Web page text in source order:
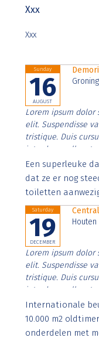
Xxx
Xxx
Sunday
16
AUGUST
Lorem ipsum dolor
elit. Suspendisse
tristique. Duis
interdum nulla, ut
Aenean faucibus
imperdiet. Nunc ut
Een superleuke
dat ze er nog
toiletten
Saturday
19
DECEMBER
Houten
Lorem ipsum dolor
elit. Suspendisse
tristique. Duis
interdum nulla, ut
Aenean faucibus
imperdiet. Nunc ut
Internationale
10.000 m2
onderdelen met